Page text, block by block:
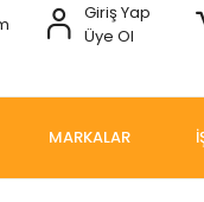
Giriş Yap
Üye Ol
MARKALAR